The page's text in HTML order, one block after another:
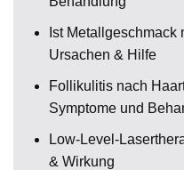
Ist
Ursachen & Hilfe
Follikulitis nach
Symptome und
Low-Level-
& Wirkung